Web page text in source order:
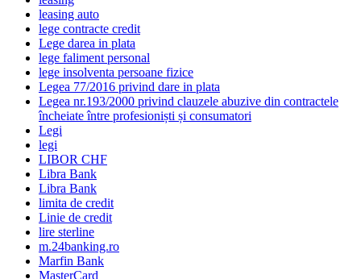
leasing auto
lege contracte credit
Lege darea in plata
lege faliment personal
lege insolventa persoane fizice
Legea 77/2016 privind dare in plata
Legea nr.193/2000 privind clauzele abuzive din contractele
încheiate între profesioniști și consumatori
Legi
legi
LIBOR CHF
Libra Bank
Libra Bank
limita de credit
Linie de credit
lire sterline
m.24banking.ro
Marfin Bank
MasterCard